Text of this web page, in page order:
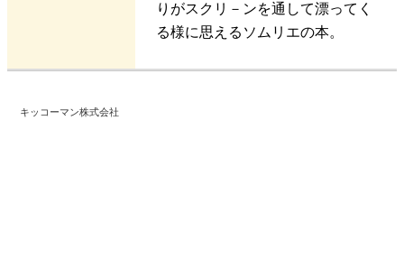
りがスクリ－ンを通して漂ってく
る様に思えるソムリエの本。
キッコーマン株式会社